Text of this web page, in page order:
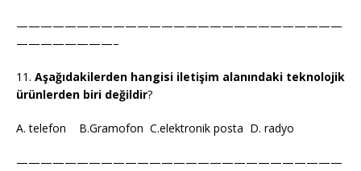
———————————————————————————
————————–
11. Aşağıdakilerden hangisi iletişim alanındaki teknolojik
ürünlerden biri değildir?
A. telefon B.Gramofon C.elektronik posta D. radyo
———————————————————————————